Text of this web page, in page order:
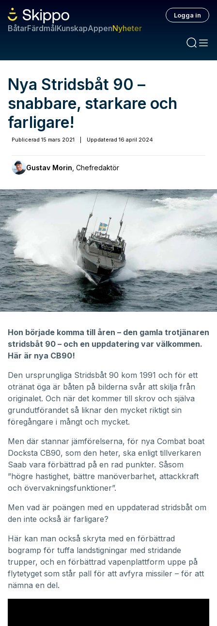
BåtarFärdmålKunskapAppenNyheter
Logga in
Nya Stridsbåt 90 –
snabbare, starkare och
farligare!
Publicerad 15 mars 2021 Uppdaterad 16 april 2024
Gustav Morin Chefredaktör
Hon började komma till åren – den gamla trotjänaren
stridsbåt 90 – och en uppdatering var välkommen.
Här är nya CB90!
Den ursprungliga Stridsbåt 90 kom 1991 och för ett
otränat öga är båten på bilderna svår att skilja från
originalet. Och när det kommer till skrov och själva
grundutförandet så liknar den mycket riktigt sin
föregångare i mångt och mycket.
Men där stannar jämförelserna, för nya Combat boat
Docksta CB90, som den heter, ska enligt tillverkaren
Saab vara förbättrad på en rad punkter. Såsom
”högre hastighet, bättre manöverbarhet, attackkraft
och övervakningsfunktioner”.
Men vad är poängen med en uppdaterad stridsbåt om
den inte också är farligare?
Här kan man också skryta med en förbättrad
bogramp för tuffa landstigningar med stridande
trupper, och en förbättrad vapenplattform uppe på
flytetyget som står pall för att avfyra missiler – för att
nämna en del.